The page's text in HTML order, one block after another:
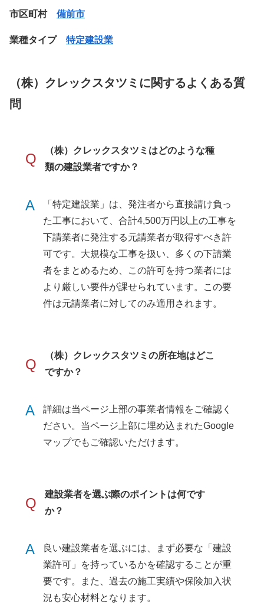
市区町村 備前市
業種タイプ 特定建設業
（株）クレックスタツミに関するよくある質
問
Q
（株）クレックスタツミはどのような種
類の建設業者ですか？
A
「特定建設業」は、発注者から直接請け負っ
た工事において、合計4,500万円以上の工事を
下請業者に発注する元請業者が取得すべき許
可です。大規模な工事を扱い、多くの下請業
者をまとめるため、この許可を持つ業者には
より厳しい要件が課せられています。この要
件は元請業者に対してのみ適用されます。
Q
（株）クレックスタツミの所在地はどこ
ですか？
A
詳細は当ページ上部の事業者情報をご確認く
ださい。当ページ上部に埋め込まれたGoogle
マップでもご確認いただけます。
Q
建設業者を選ぶ際のポイントは何です
か？
A
良い建設業者を選ぶには、まず必要な「建設
業許可」を持っているかを確認することが重
要です。また、過去の施工実績や保険加入状
況も安心材料となります。